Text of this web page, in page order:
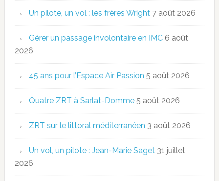
Un pilote, un vol : les frères Wright 7 août 2026
Gérer un passage involontaire en IMC 6 août
2026
45 ans pour l’Espace Air Passion 5 août 2026
Quatre ZRT à Sarlat-Domme 5 août 2026
ZRT sur le littoral méditerranéen 3 août 2026
Un vol, un pilote : Jean-Marie Saget 31 juillet
2026